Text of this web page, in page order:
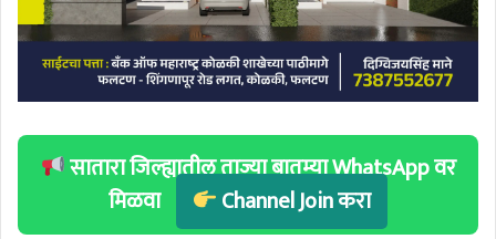
सातारा जिल्ह्यातील ताज्या बातम्या WhatsApp वर
मिळवा
Channel Join करा